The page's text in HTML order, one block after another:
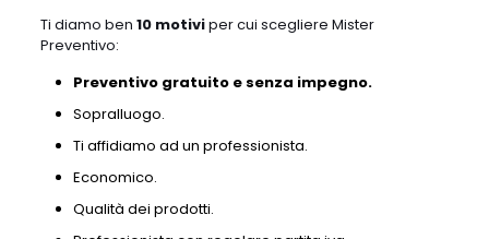
Ti diamo ben 10 motiviper cui scegliere Mister
Preventivo:
Preventivo gratuito e senza impegno.
Sopralluogo.
Ti affidiamo ad un professionista.
Economico.
Qualità dei prodotti.